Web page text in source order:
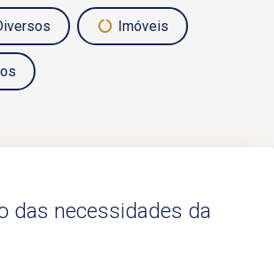
Imóveis
das necessidades da